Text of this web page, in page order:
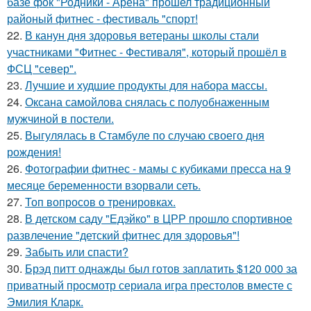
районый фитнес - фестиваль "спорт!
22. В канун дня здоровья ветераны школы стали
участниками "Фитнес - Фестиваля", который прошёл в
ФСЦ "север".
23. Лучшие и худшие продукты для набора массы.
24. Оксана самойлова снялась с полуобнаженным
мужчиной в постели.
25. Выгулялась в Стамбуле по случаю своего дня
рождения!
26. Фотографии фитнес - мамы с кубиками пресса на 9
месяце беременности взорвали сеть.
27. Топ вопросов о тренировках.
28. В детском саду "Едэйко" в ЦРР прошло спортивное
развлечение "детский фитнес для здоровья"!
29. Забыть или спасти?
30. Брэд питт однажды был готов заплатить $120 000 за
приватный просмотр сериала игра престолов вместе с
Эмилия Кларк.